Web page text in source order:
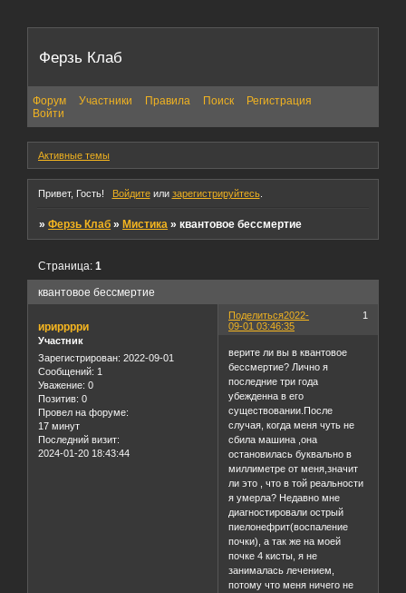
Ферзь Клаб
Форум Участники Правила Поиск
Регистрация
Войти
Активные темы
Привет, Гость! Войдитеили зарегистрируйтесь.
»Ферзь Клаб »Мистика »квантовое бессмертие
квантовое бессмертие
Страница:1
Поделиться 1
2022-
09-01 03:46:35
ирирррри
Участник
Зарегистрирован: 2022-09-01
Сообщений: 1
Уважение: 0
Позитив: 0
Провел на форуме:
17 минут
Последний визит:
2024-01-20 18:43:44
верите ли вы в квантовое
бессмертие? Лично я
последние три года
убежденна в его
существовании.После
случая, когда меня чуть не
сбила машина ,она
остановилась буквально в
миллиметре от меня,значит
ли это , что в той реальности
я умерла? Недавно мне
диагностировали острый
пиелонефрит(воспаление
почки), а так же на моей
почке 4 кисты, я не
занималась лечением,
потому что меня ничего не